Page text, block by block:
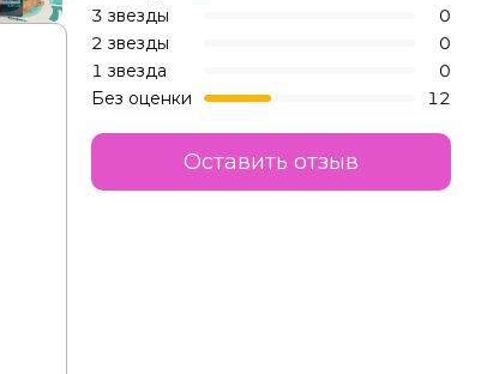
3 звезды
0
2 звезды
0
1 звезда
0
Без оценки
12
Оставить отзыв